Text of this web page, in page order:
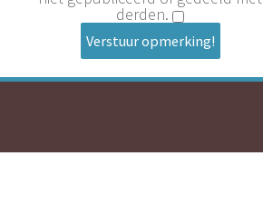
derden.
Verstuur opmerking!